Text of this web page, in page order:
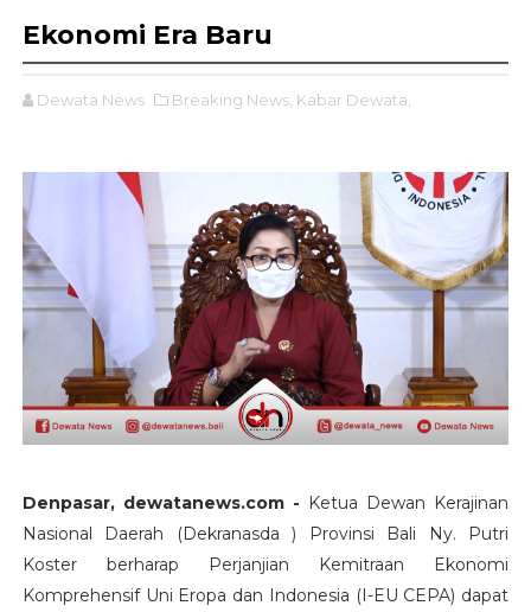
Ekonomi Era Baru
Dewata News Breaking News, Kabar Dewata,
Denpasar, dewatanews.com - Ketua Dewan Kerajinan
Nasional Daerah (Dekranasda ) Provinsi Bali Ny. Putri
Koster berharap Perjanjian Kemitraan Ekonomi
Komprehensif Uni Eropa dan Indonesia (I-EU CEPA) dapat